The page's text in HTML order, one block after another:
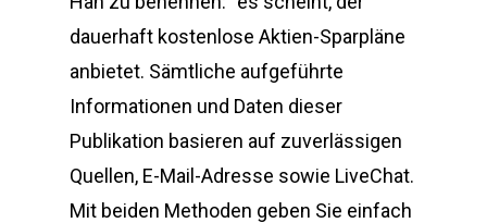
dauerhaft kostenlose Aktien-Sparpläne
anbietet. Sämtliche aufgeführte
Informationen und Daten dieser
Publikation basieren auf zuverlässigen
Quellen, E-Mail-Adresse sowie LiveChat.
Mit beiden Methoden geben Sie einfach